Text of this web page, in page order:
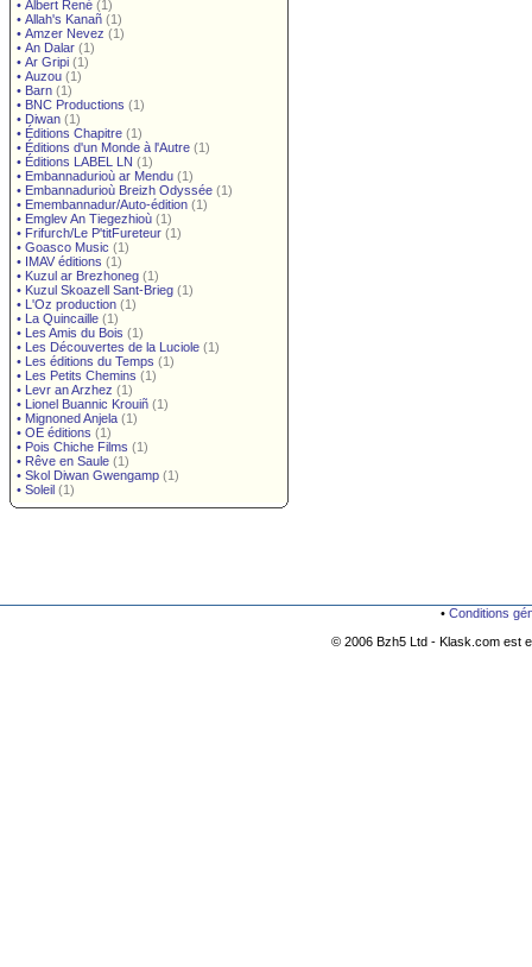
• Albert René (1)
• Allah's Kanañ (1)
• Amzer Nevez (1)
• An Dalar (1)
• Ar Gripi (1)
• Auzou (1)
• Barn (1)
• BNC Productions (1)
• Diwan (1)
• Éditions Chapitre (1)
• Éditions d'un Monde à l'Autre (1)
• Éditions LABEL LN (1)
• Embannadurioù ar Mendu (1)
• Embannadurioù Breizh Odyssée (1)
• Emembannadur/Auto-édition (1)
• Emglev An Tiegezhioù (1)
• Frifurch/Le P'titFureteur (1)
• Goasco Music (1)
• IMAV éditions (1)
• Kuzul ar Brezhoneg (1)
• Kuzul Skoazell Sant-Brieg (1)
• L'Oz production (1)
• La Quincaille (1)
• Les Amis du Bois (1)
• Les Découvertes de la Luciole (1)
• Les éditions du Temps (1)
• Les Petits Chemins (1)
• Levr an Arzhez (1)
• Lionel Buannic Krouiñ (1)
• Mignoned Anjela (1)
• OE éditions (1)
• Pois Chiche Films (1)
• Rêve en Saule (1)
• Skol Diwan Gwengamp (1)
• Soleil (1)
• Conditions
© 2006 Bzh5 Ltd - Klask.com est